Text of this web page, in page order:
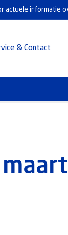
actuele informatie
& Contact